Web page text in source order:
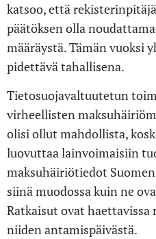
katsoo, että
päätöksen olla
määräystä. Tämän vuoksi
pidettävä tahallisena.
Tietosuojavaltuutetun
virheellisten
olisi ollut mahdollista,
luovuttaa lainvoimaisiin
maksuhäiriötiedot
siinä muodossa kuin ne
Ratkaisut ovat
niiden antamispäivästä.